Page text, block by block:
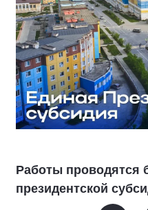
Работы проводятся
президентской